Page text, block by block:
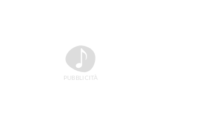
TALENT SHOW